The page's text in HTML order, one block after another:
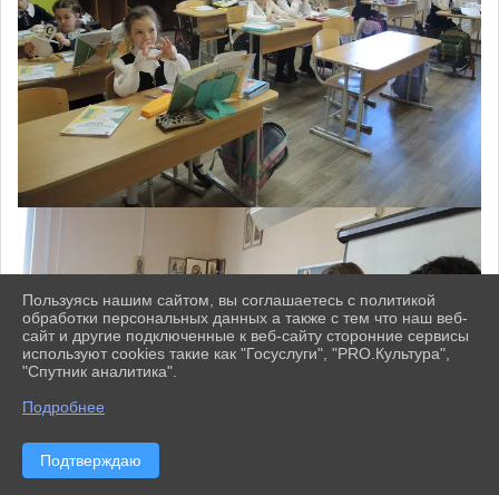
Пользуясь нашим сайтом, вы соглашаетесь с политикой
обработки персональных данных а также с тем что наш веб-
сайт и другие подключенные к веб-сайту сторонние сервисы
используют cookies такие как "Госуслуги", "PRO.Культура",
"Спутник аналитика".
Подробнее
Подтверждаю